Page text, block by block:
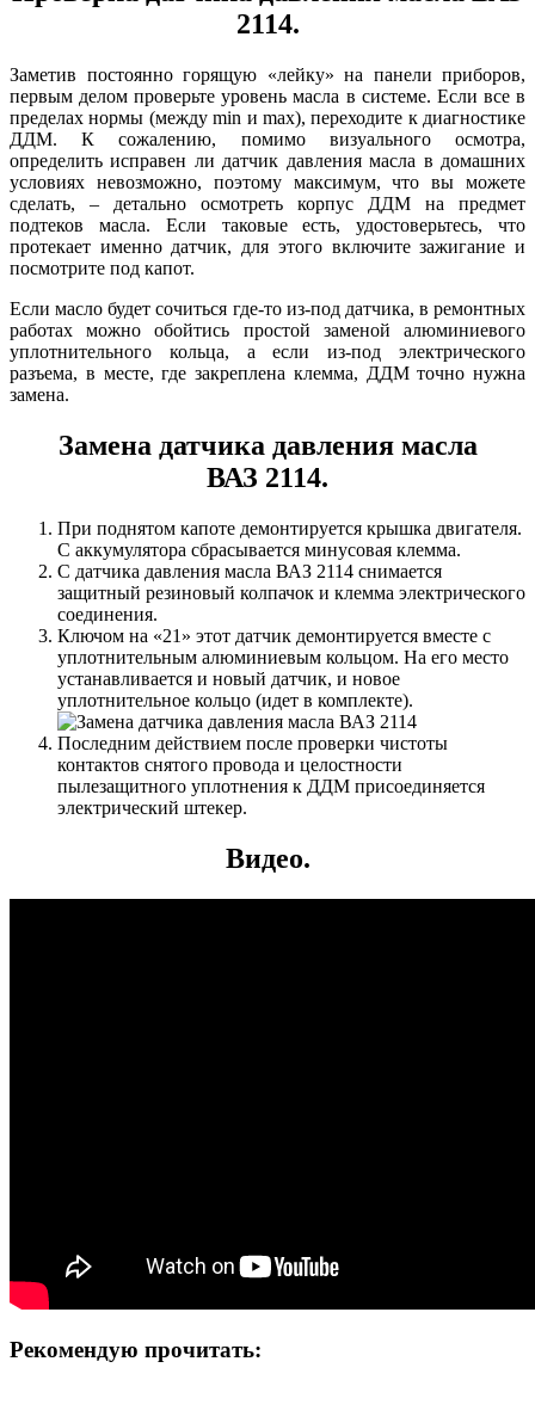
2114.
Заметив постоянно горящую «лейку» на панели приборов,
первым делом проверьте уровень масла в системе. Если все в
пределах нормы (между min и max), переходите к диагностике
ДДМ. К сожалению, помимо визуального осмотра,
определить исправен ли датчик давления масла в домашних
условиях невозможно, поэтому максимум, что вы можете
сделать, – детально осмотреть корпус ДДМ на предмет
подтеков масла. Если таковые есть, удостоверьтесь, что
протекает именно датчик, для этого включите зажигание и
посмотрите под капот.
Если масло будет сочиться где-то из-под датчика, в ремонтных
работах можно обойтись простой заменой алюминиевого
уплотнительного кольца, а если из-под электрического
разъема, в месте, где закреплена клемма, ДДМ точно нужна
замена.
Замена датчика давления масла
ВАЗ 2114.
При поднятом капоте демонтируется крышка двигателя.
С аккумулятора сбрасывается минусовая клемма.
С датчика давления масла ВАЗ 2114 снимается
защитный резиновый колпачок и клемма электрического
соединения.
Ключом на «21» этот датчик демонтируется вместе с
уплотнительным алюминиевым кольцом. На его место
устанавливается и новый датчик, и новое
уплотнительное кольцо (идет в комплекте).
Последним действием после проверки чистоты
контактов снятого провода и целостности
пылезащитного уплотнения к ДДМ присоединяется
электрический штекер.
Видео.
Рекомендую прочитать: